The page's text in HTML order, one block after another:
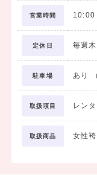
営業時間 10:00
定休日 毎週
駐車場 あり
取扱項目 レン
取扱商品 女性